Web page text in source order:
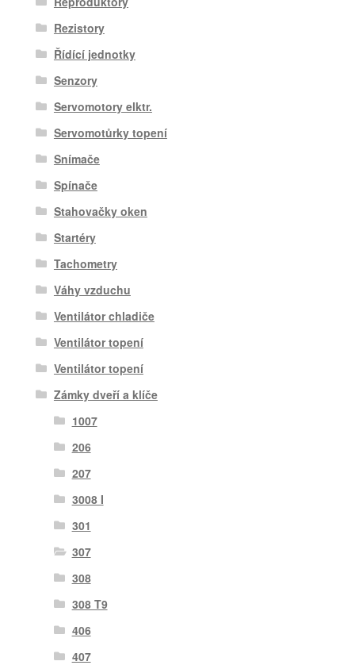
Rezistory
Řídící jednotky
Senzory
Servomotory elktr.
Servomotůrky topení
Snímače
Spínače
Stahovačky oken
Startéry
Tachometry
Váhy vzduchu
Ventilátor chladiče
Ventilátor topení
Ventilátor topení
Zámky dveří a klíče
1007
206
207
3008 I
301
307
308
308 T9
406
407